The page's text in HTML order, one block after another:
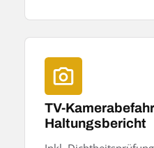
TV-
Haltungsbericht